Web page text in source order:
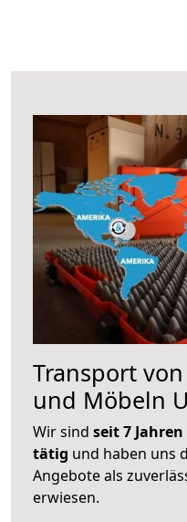
Transport
und Möbeln
Wir sind seit 7
tätig und haben uns
Angebote als
erwiesen.